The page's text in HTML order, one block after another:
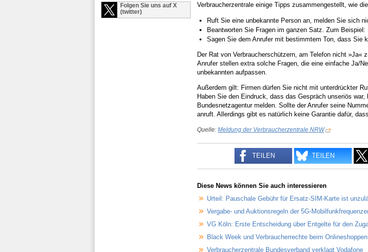
Folgen Sie uns auf X
(twitter)
Verbraucherzentrale einige Tipps zusammengestellt, wie
Ruft Sie eine unbekannte Person an, melden Sie sich
Beantworten Sie Fragen im ganzen Satz. Zum
Sagen Sie dem Anrufer mit bestimmtem Ton, dass Sie
Der Rat von Verbraucherschützern, am Telefon nicht
Anrufer stellen extra solche Fragen, die eine einfache Ja/
unbekannten aufpassen.
Außerdem gilt: Firmen dürfen Sie nicht mit unterdrückter
Haben Sie den Eindruck, dass das Gespräch unseriös
Bundesnetzagentur melden. Sollte der Anrufer seine
anruft. Allerdings gibt es natürlich keine Garantie dafür,
Quelle: Meldung der Verbraucherzentrale NRW
TEILEN TEILEN
Diese News können Sie auch interessieren
Urteil: Pauschale Gebühr für Ersatz-SIM-Karte ist
Vergabe- und Auktionsregeln der 5G-
VG Köln: Erste Entscheidung über Entgelte für den
Black Week und Verbraucherrechte beim
Verbraucherzentrale Bundesverband verklagt Vodafone